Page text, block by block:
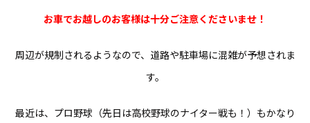
お車でお越しのお客様は十分ご注意くださいませ！
周辺が規制されるようなので、道路や駐車場に混雑が予想されま
す。
最近は、プロ野球（先日は高校野球のナイター戦も！）もかなり